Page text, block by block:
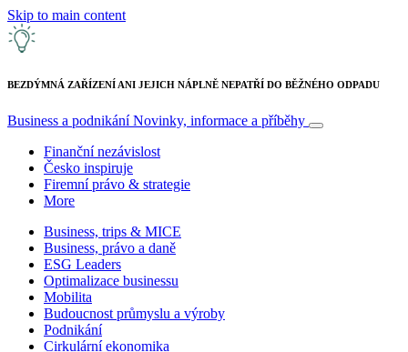
Skip to main content
BEZDÝMNÁ ZAŘÍZENÍ ANI JEJICH NÁPLNĚ NEPATŘÍ DO BĚŽNÉHO ODPADU
Business a podnikáníNovinky, informace a příběhy
Finanční nezávislost
Česko inspiruje
Firemní právo & strategie
More
Business, trips & MICE
Business, právo a daně
ESG Leaders
Optimalizace businessu
Mobilita
Budoucnost průmyslu a výroby
Podnikání
Cirkulární ekonomika